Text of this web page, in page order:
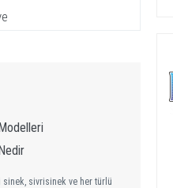
sivrisinek ve her türlü